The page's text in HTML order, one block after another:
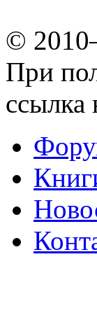
©
При
ссылка